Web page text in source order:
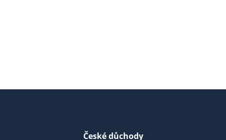
České důchody